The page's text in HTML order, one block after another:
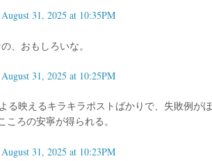
August 31, 2025 at 10:35PM
、おもしろいな。
August 31, 2025 at 10:25PM
る映えるキラキラポストばかりで、失敗例が
ろの安寧が得られる。
August 31, 2025 at 10:23PM